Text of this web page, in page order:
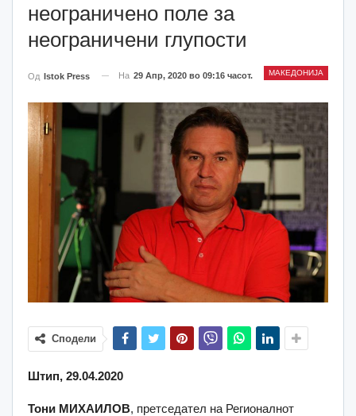
неограничено поле за
неограничени глупости
МАКЕДОНИЈА
Од Istok Press На 29 Апр, 2020 во 09:16 часот.
Сподели
Штип, 29.04.2020
Тони МИХАИЛОВ, претседател на Регионалнот